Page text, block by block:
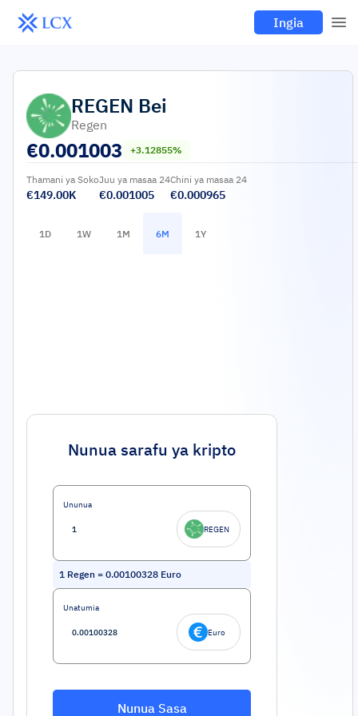
Ingia
REGEN Bei
Regen
€0.001003 +3.12855%
Thamani ya Soko
€149.00K
Juu ya masaa 24
€0.001005
Chini ya masaa 24
€0.000965
1D 1W 1M 6M 1Y
Nunua sarafu ya kripto
Ununua
REGEN
1 Regen = 0.00100328 Euro
Unatumia
Euro
Nunua Sasa